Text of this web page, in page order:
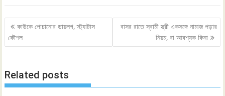
Post
navigation
কাউকে পোচানোর ডায়লগ, স্ট্যাটাস
কৌশল
বাসর রাতে স্বামী স্ত্রী একসঙ্গে নামাজ পড়ার
নিয়ম, বা আবশ্যক কিনা
Related posts